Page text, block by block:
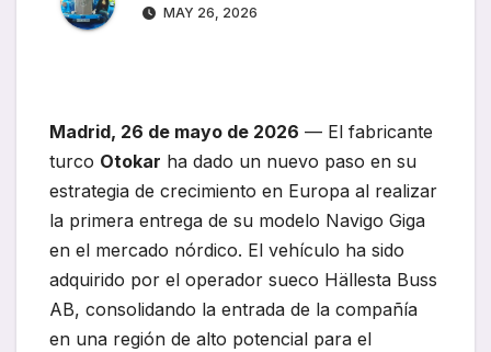
MAY 26, 2026
Madrid, 26 de mayo de 2026 — El fabricante
turco Otokar ha dado un nuevo paso en su
estrategia de crecimiento en Europa al realizar
la primera entrega de su modelo Navigo Giga
en el mercado nórdico. El vehículo ha sido
adquirido por el operador sueco Hällesta Buss
AB, consolidando la entrada de la compañía
en una región de alto potencial para el